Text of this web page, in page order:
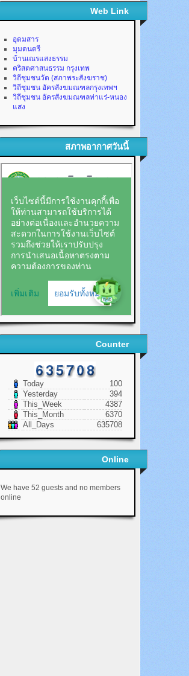
Web Link
อุดมสาร
มุมดนตรี
บ้านเณรแสงธรรม
คริสตศาสนธรรม กรุงเทพ
วิถีชุมชนวัด (สภาพระสังฆราช)
วิถีชุมชน อัครสังฆมณฑลกรุงเทพฯ
วิถีชุมชน อัครสังฆมณฑลท่าแร่-หนอง
แสง
สภาพอากาศวันนี้
Counter
Today
100
Yesterday
394
This_Week
4387
This_Month
6370
All_Days
635708
Online
We have 52 guests and no members
online